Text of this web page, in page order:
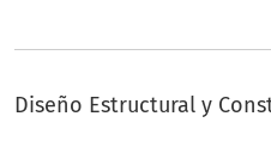
Diseño Estructural y